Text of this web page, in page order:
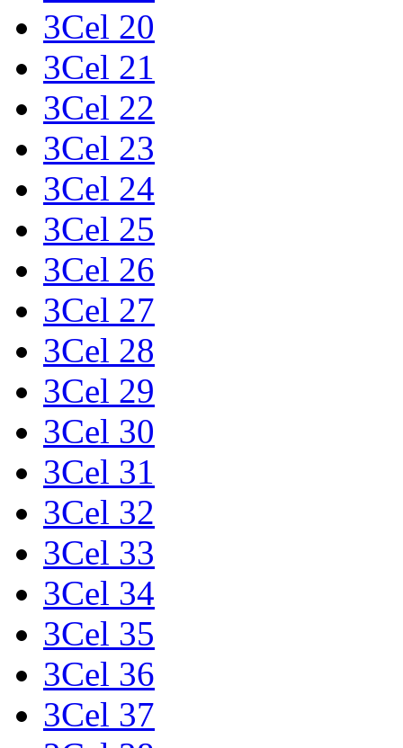
3Cel 20
3Cel 21
3Cel 22
3Cel 23
3Cel 24
3Cel 25
3Cel 26
3Cel 27
3Cel 28
3Cel 29
3Cel 30
3Cel 31
3Cel 32
3Cel 33
3Cel 34
3Cel 35
3Cel 36
3Cel 37